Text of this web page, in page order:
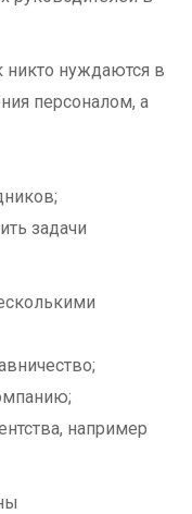
нуждаются в
персоналом, а
задачи
например